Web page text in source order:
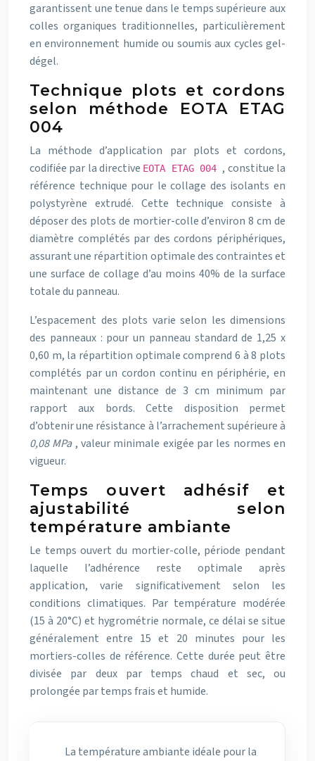
garantissent une tenue dans le temps supérieure aux
colles organiques traditionnelles, particulièrement
en environnement humide ou soumis aux cycles gel-
dégel.
Technique plots et cordons
selon méthode EOTA ETAG
004
La méthode d’application par plots et cordons,
codifiée par la directive EOTA ETAG 004 , constitue la
référence technique pour le collage des isolants en
polystyrène extrudé. Cette technique consiste à
déposer des plots de mortier-colle d’environ 8 cm de
diamètre complétés par des cordons périphériques,
assurant une répartition optimale des contraintes et
une surface de collage d’au moins 40% de la surface
totale du panneau.
L’espacement des plots varie selon les dimensions
des panneaux : pour un panneau standard de 1,25 x
0,60 m, la répartition optimale comprend 6 à 8 plots
complétés par un cordon continu en périphérie, en
maintenant une distance de 3 cm minimum par
rapport aux bords. Cette disposition permet
d’obtenir une résistance à l’arrachement supérieure à
0,08 MPa , valeur minimale exigée par les normes en
vigueur.
Temps ouvert adhésif et
ajustabilité selon
température ambiante
Le temps ouvert du mortier-colle, période pendant
laquelle l’adhérence reste optimale après
application, varie significativement selon les
conditions climatiques. Par température modérée
(15 à 20°C) et hygrométrie normale, ce délai se situe
généralement entre 15 et 20 minutes pour les
mortiers-colles de référence. Cette durée peut être
divisée par deux par temps chaud et sec, ou
prolongée par temps frais et humide.
La température ambiante idéale pour la